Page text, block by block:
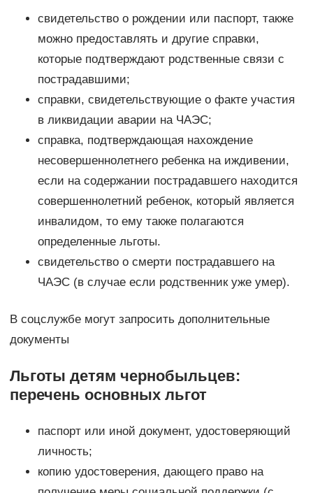
свидетельство о рождении или паспорт, также
можно предоставлять и другие справки,
которые подтверждают родственные связи с
пострадавшими;
справки, свидетельствующие о факте участия
в ликвидации аварии на ЧАЭС;
справка, подтверждающая нахождение
несовершеннолетнего ребенка на иждивении,
если на содержании пострадавшего находится
совершеннолетний ребенок, который является
инвалидом, то ему также полагаются
определенные льготы.
свидетельство о смерти пострадавшего на
ЧАЭС (в случае если родственник уже умер).
В соцслужбе могут запросить дополнительные
документы
Льготы детям чернобыльцев:
перечень основных льгот
паспорт или иной документ, удостоверяющий
личность;
копию удостоверения, дающего право на